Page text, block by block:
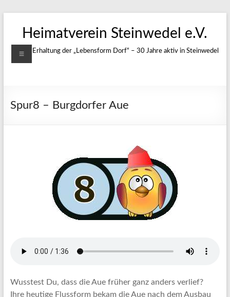
Inhalt
springenHeimatverein Steinwedel e.V.
Für die Erhaltung der „Lebensform Dorf“ – 30 Jahre aktiv in Steinwedel
Menü
Spur8 – Burgdorfer Aue
Wusstest Du, dass die Aue früher ganz anders verlief?
Ihre heutige Flussform bekam die Aue nach dem Ausbau